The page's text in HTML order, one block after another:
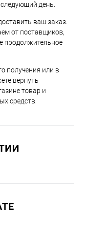
следующий день.
ваш заказ.
от поставщиков,
продолжительное
получения или в
вернуть
товар и
средств.